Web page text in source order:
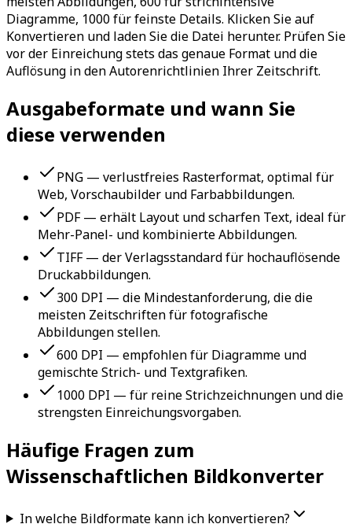
Diagramme, 1000 für feinste Details. Klicken Sie auf
Konvertieren und laden Sie die Datei herunter. Prüfen Sie
vor der Einreichung stets das genaue Format und die
Auflösung in den Autorenrichtlinien Ihrer Zeitschrift.
Ausgabeformate und wann Sie
diese verwenden
PNG — verlustfreies Rasterformat, optimal für
Web, Vorschaubilder und Farbabbildungen.
PDF — erhält Layout und scharfen Text, ideal für
Mehr-Panel- und kombinierte Abbildungen.
TIFF — der Verlagsstandard für hochauflösende
Druckabbildungen.
300 DPI — die Mindestanforderung, die die
meisten Zeitschriften für fotografische
Abbildungen stellen.
600 DPI — empfohlen für Diagramme und
gemischte Strich- und Textgrafiken.
1000 DPI — für reine Strichzeichnungen und die
strengsten Einreichungsvorgaben.
Häufige Fragen zum
Wissenschaftlichen Bildkonverter
In welche Bildformate kann ich konvertieren?